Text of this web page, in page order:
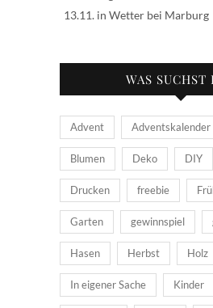
13.11. in Wetter bei Marburg
WAS SUCHST
Advent Adventskalender
Blumen Deko DIY
Drucken freebie
Garten gewinnspiel
Hasen Herbst Holz
In eigener Sache Kinder